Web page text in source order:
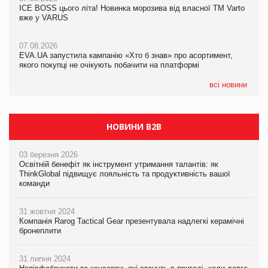
ICE BOSS цього літа! Новинка морозива від власної ТМ Varto
вже у VARUS
07.08.2026
EVA.UA запустила кампанію «Хто б знав» про асортимент,
якого покупці не очікують побачити на платформі
всі новини
06.08.2026
Смачна новинка для хвостатих: у VARUS з’явилися паучі
05.08.2026
Мережа супермаркетів VARUS купує мережу магазинів
НОВИНИ B2B
03 березня 2026
Освітній бенефіт як інструмент утримання талантів: як
ThinkGlobal підвищує лояльність та продуктивність вашої
команди
31 жовтня 2024
Компанія Rarog Tactical Gear презентувала надлегкі керамічні
бронеплити
31 липня 2024